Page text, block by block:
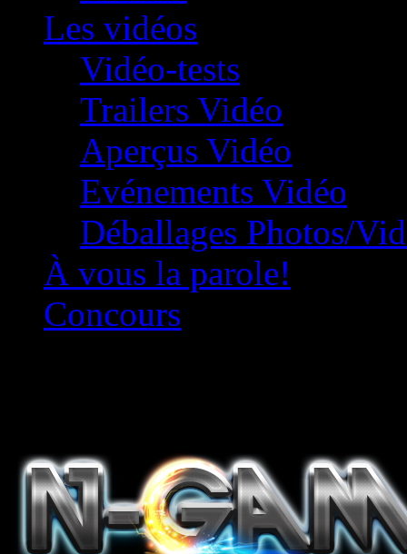
Les vidéos
Vidéo-tests
Trailers Vidéo
Aperçus Vidéo
Evénements Vidéo
Déballages Photos/
À vous la parole!
Concours